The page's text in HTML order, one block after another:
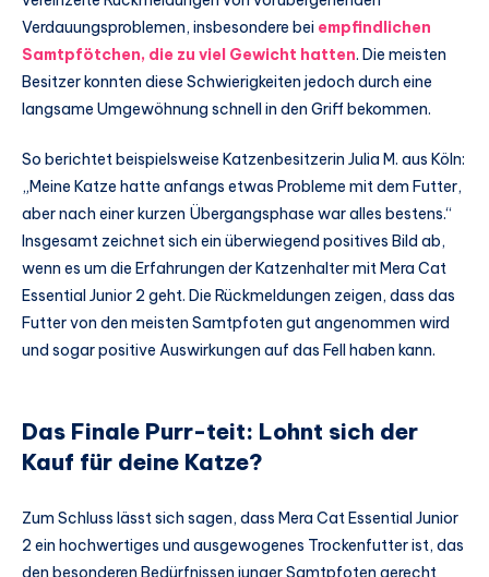
Verdauungsproblemen, insbesondere bei empfindlichen
Samtpfötchen, die zu viel Gewicht hatten. Die meisten
Besitzer konnten diese Schwierigkeiten jedoch durch eine
langsame Umgewöhnung schnell in den Griff bekommen.
So berichtet beispielsweise Katzenbesitzerin Julia M. aus Köln:
„Meine Katze hatte anfangs etwas Probleme mit dem Futter,
aber nach einer kurzen Übergangsphase war alles bestens.“
Insgesamt zeichnet sich ein überwiegend positives Bild ab,
wenn es um die Erfahrungen der Katzenhalter mit Mera Cat
Essential Junior 2 geht. Die Rückmeldungen zeigen, dass das
Futter von den meisten Samtpfoten gut angenommen wird
und sogar positive Auswirkungen auf das Fell haben kann.
Das Finale Purr-teit: Lohnt sich der
Kauf für deine Katze?
Zum Schluss lässt sich sagen, dass Mera Cat Essential Junior
2 ein hochwertiges und ausgewogenes Trockenfutter ist, das